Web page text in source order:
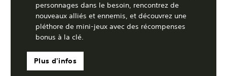
personnages dans le besoin, rencontrez de
nouveaux alliés et ennemis, et découvrez une
pléthore de mini-jeux avec des récompenses
bonus à la clé.
Plus d'infos